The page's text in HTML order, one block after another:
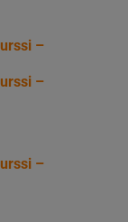
–
–
–